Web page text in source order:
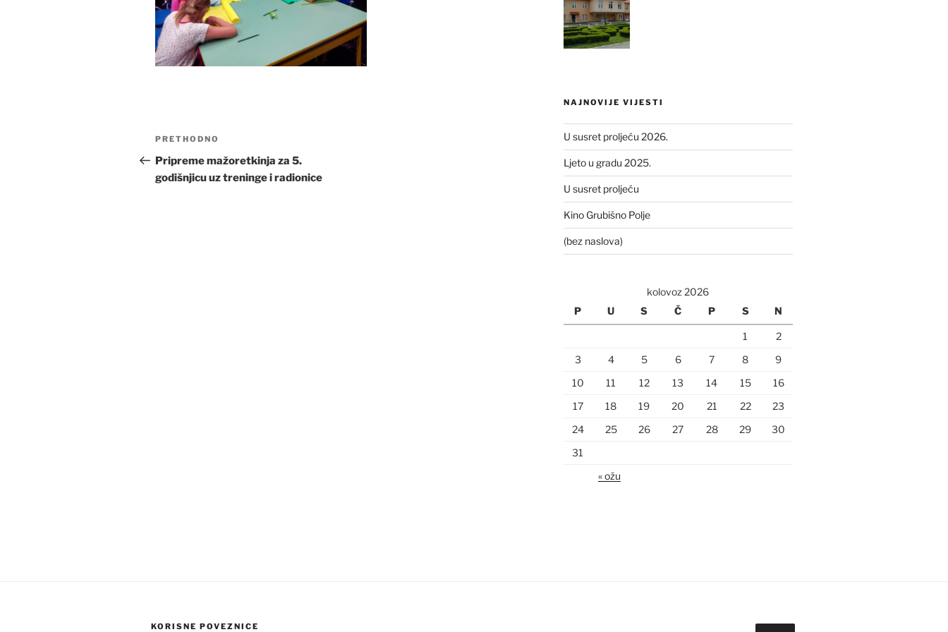
Navigacija
objava
Prethodna
objava
PRETHODNO
Pripreme mažoretkinja za 5.
godišnjicu uz treninge i radionice
NAJNOVIJE VIJESTI
U susret proljeću 2026.
Ljeto u gradu 2025.
U susret proljeću
Kino Grubišno Polje
(bez naslova)
kolovoz 2026
P
U S Č P S N
1
2
3
4 5 6 7 8
9
10
11 12 13 14 15
16
17
18 19 20 21 22
23
24
25 26 27 28 29
30
31
« ožu
KORISNE POVEZNICE